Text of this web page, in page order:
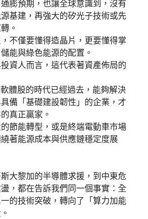
膨預期，也讓全球意識到，沒有
基建，再強大的矽光子技術或先
。
不僅要懂得造晶片，更要懂得掌
能與綠色能源的配置。
資人而言，這代表著資產佈局的
體股的時代已經過去，能夠解決
具備「基礎建設韌性」的企業，才
真正贏家。
節能轉型，或是終端電動車市場
著能源成本與供應鏈穩定度展
大黎加的半導體求援，到中東危
，都在告訴我們同一個事實：全
的技術突破，轉向了「算力加能